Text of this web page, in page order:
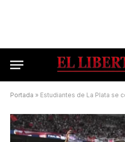
Portada » Estudiantes de La Plata se